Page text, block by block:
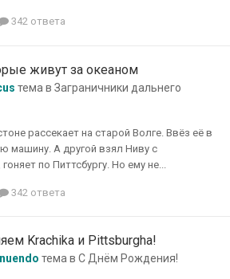
342 ответа
живут за океаном
тема в Заграничники дальнего
рассекает на старой Волге. Ввёз её в
машину. А другой взял Ниву с
по Питтсбургу. Но ему не...
342 ответа
Krachikа и Pittsburghа!
тема в С Днём Рождения!